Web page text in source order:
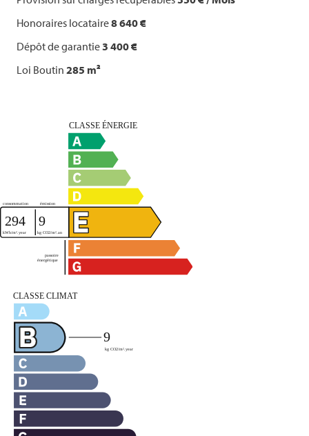
Honoraires locataire8 640 €
Dépôt de garantie3 400 €
Loi Boutin 285 m²